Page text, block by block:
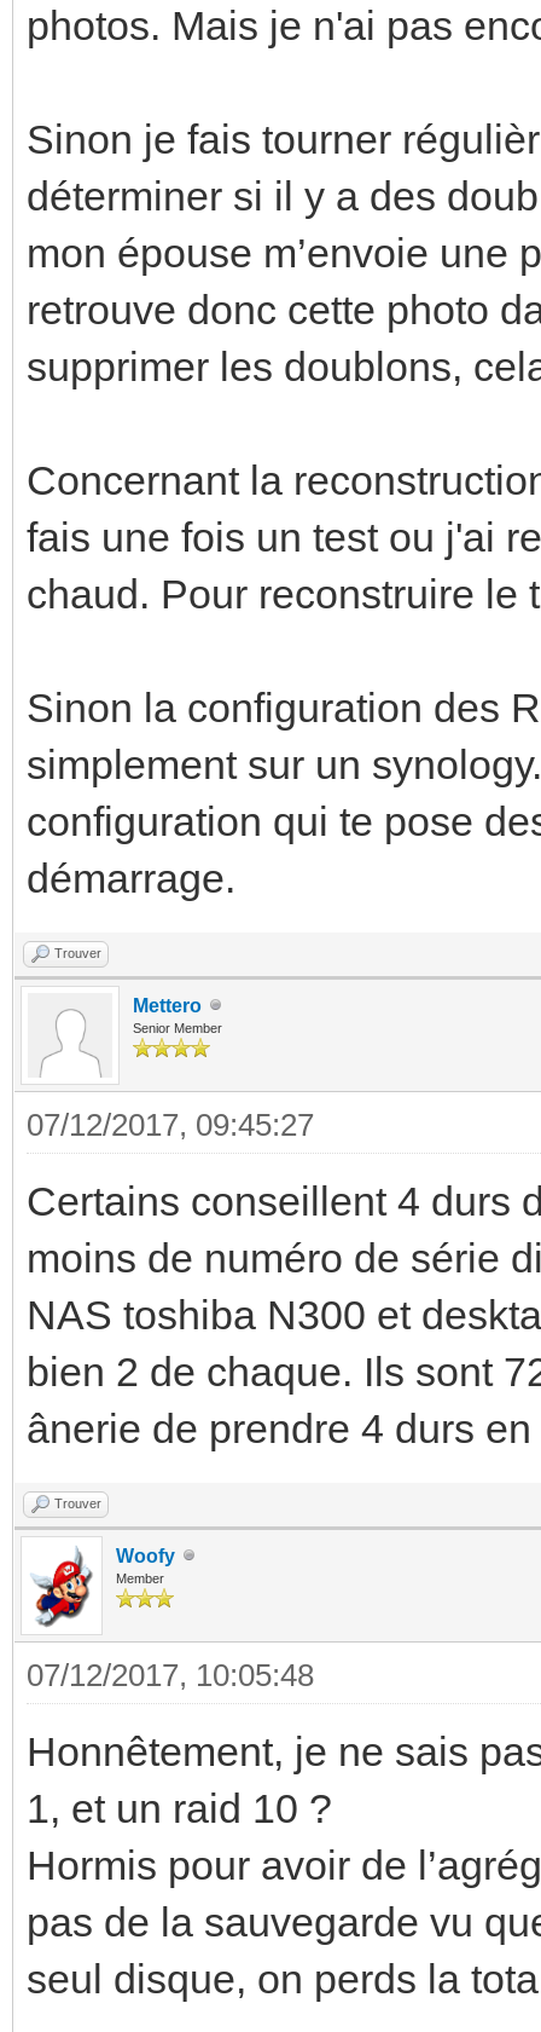
photos. Mais je n'ai pas
Sinon je fais tourner
déterminer si il y a des
mon épouse m’envoie une
retrouve donc cette photo
supprimer les doublons,
Concernant la
fais une fois un test ou j'ai
chaud. Pour reconstruire le
Sinon la configuration des
simplement sur un
configuration qui te pose
démarrage.
Trouver
Mettero
Senior Member
07/12/2017, 09:45:27
Certains conseillent 4 durs
moins de numéro de série
NAS toshiba N300 et
bien 2 de chaque. Ils sont
ânerie de prendre 4 durs
Trouver
Woofy
Member
07/12/2017, 10:05:48
Honnêtement, je ne sais
1, et un raid 10 ?
Hormis pour avoir de
pas de la sauvegarde vu
seul disque, on perds la